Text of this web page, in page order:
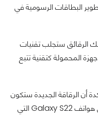
البطاقات الرسومية في
الرقائق ستجلب تقنيات
المحمولة كتقنية تتبع
أن الرقاقة الجديدة ستكون
Exynos 2200 التي يتم استخدامها في هواتف Galaxy S22 التي